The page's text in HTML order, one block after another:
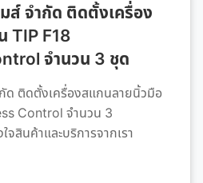
ส์ จำกัด ติดตั้งเครื่อง
TIP F18
จำนวน 3 ชุด
ด ติดตั้งเครื่องสแกนลายนิ้วมือ
Control จำนวน 3
สินค้าและบริการจากเรา